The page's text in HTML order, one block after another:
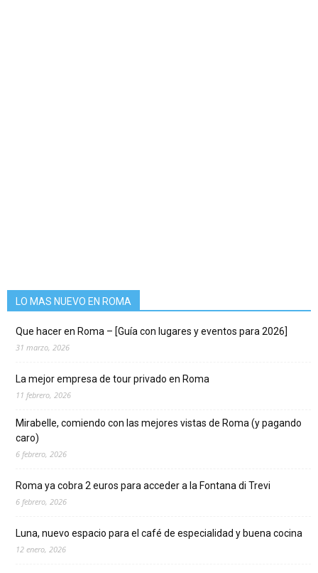
LO MAS NUEVO EN ROMA
Que hacer en Roma – [Guía con lugares y eventos para 2026]
31 marzo, 2026
La mejor empresa de tour privado en Roma
11 febrero, 2026
Mirabelle, comiendo con las mejores vistas de Roma (y pagando
caro)
6 febrero, 2026
Roma ya cobra 2 euros para acceder a la Fontana di Trevi
6 febrero, 2026
Luna, nuevo espacio para el café de especialidad y buena cocina
12 enero, 2026